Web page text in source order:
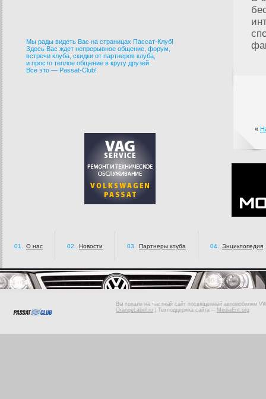
Мы рады видеть Вас на страницах Пассат-Клуб!
Здесь Вас ждет непрерывное общение, форум,
встречи клуба, скидки от партнеров клуба,
и просто теплое общение в кругу друзей.
Все это — Passat-Club!
«
01. О нас 02. Новости 03. Партнеры клуба 04. Энциклопедия
Вы попали на частный сайт посвященный автомобилям
OrangeLabel.ru
Техподдержка сайта -- MediaEnt.org